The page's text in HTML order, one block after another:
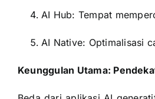
AI Hub: Tempat
AI Native: Optimalisasi
Keunggulan Utama: